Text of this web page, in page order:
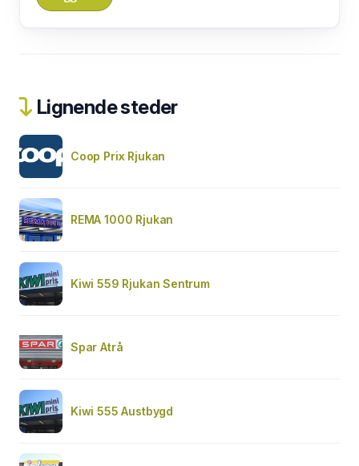
Lignende steder
Coop Prix Rjukan
REMA 1000 Rjukan
Kiwi 559 Rjukan Sentrum
Spar Atrå
Kiwi 555 Austbygd